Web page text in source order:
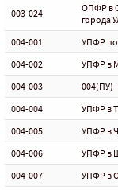
003-024
ОПФР в
города
004-001
УПФР по
004-002
УПФР в
004-003
004(ПУ)
004-004
УПФР в
004-005
УПФР в
004-006
УПФР в
004-007
УПФР в